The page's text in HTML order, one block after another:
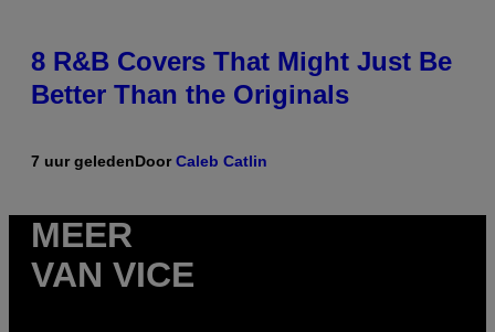
8 R&B Covers That Might Just Be
Better Than the Originals
7 uur geledenDoorCaleb Catlin
MEER
VAN VICE